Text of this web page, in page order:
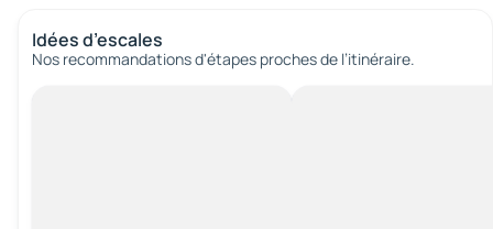
Idées d’escales
Nos recommandations d'étapes proches de l’itinéraire.